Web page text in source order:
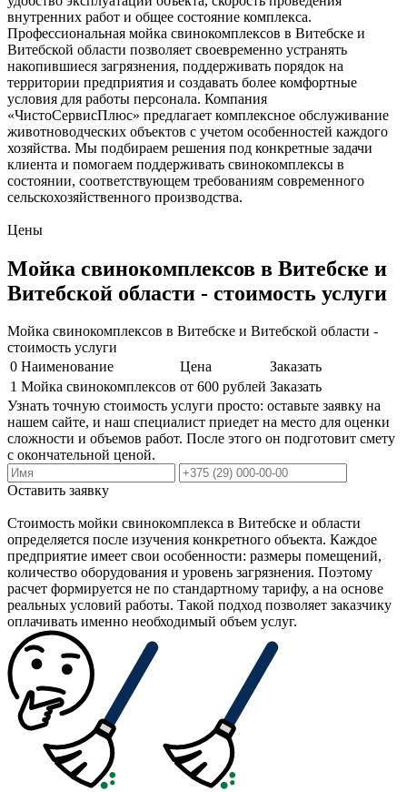
внутренних работ и общее состояние комплекса.
Профессиональная мойка свинокомплексов в Витебске и
Витебской области позволяет своевременно устранять
накопившиеся загрязнения, поддерживать порядок на
территории предприятия и создавать более комфортные
условия для работы персонала. Компания
«ЧистоСервисПлюс» предлагает комплексное обслуживание
животноводческих объектов с учетом особенностей каждого
хозяйства. Мы подбираем решения под конкретные задачи
клиента и помогаем поддерживать свинокомплексы в
состоянии, соответствующем требованиям современного
сельскохозяйственного производства.
Цены
Мойка свинокомплексов в Витебске и
Витебской области - стоимость услуги
Мойка свинокомплексов в Витебске и Витебской области -
стоимость услуги
0 Наименование Цена
Заказать
1 Мойка свинокомплексов от 600 рублей Заказать
Узнать точную стоимость услуги просто: оставьте заявку на
нашем сайте, и наш специалист приедет на место для оценки
сложности и объемов работ. После этого он подготовит смету
с окончательной ценой.
Оставить заявку
Стоимость мойки свинокомплекса в Витебске и области
определяется после изучения конкретного объекта. Каждое
предприятие имеет свои особенности: размеры помещений,
количество оборудования и уровень загрязнения. Поэтому
расчет формируется не по стандартному тарифу, а на основе
реальных условий работы. Такой подход позволяет заказчику
оплачивать именно необходимый объем услуг.